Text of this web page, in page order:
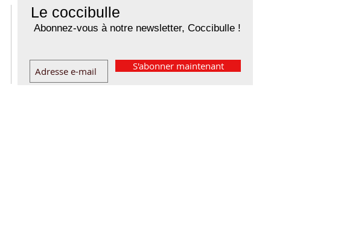
Le coccibulle
Abonnez-vous à notre newsletter, Coccibulle !
S'abonner maintenant